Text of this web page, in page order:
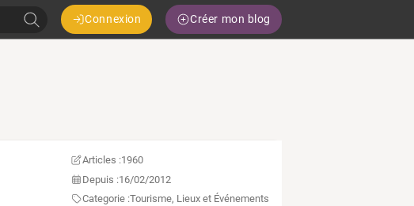
Connexion Créer mon blog
Articles :1960
Depuis :16/02/2012
Categorie :Tourisme, Lieux et Événements